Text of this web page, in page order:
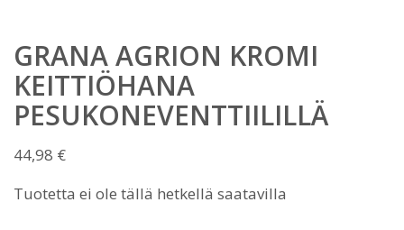
GRANA AGRION KROMI
KEITTIÖHANA
PESUKONEVENTTIILILLÄ
44,98 €
Tuotetta ei ole tällä hetkellä saatavilla